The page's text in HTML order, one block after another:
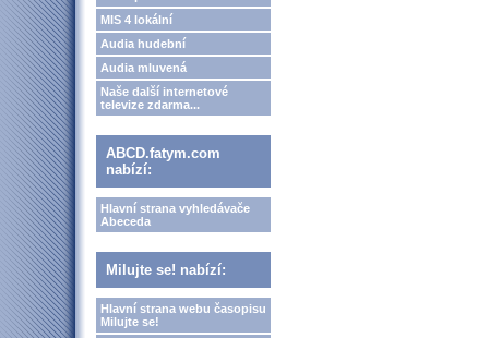
MIS 4 lokální
Audia hudební
Audia mluvená
Naše další internetové
televize zdarma...
ABCD.fatym.com
nabízí:
Hlavní strana vyhledávače
Abeceda
Milujte se! nabízí:
Hlavní strana webu časopisu
Milujte se!